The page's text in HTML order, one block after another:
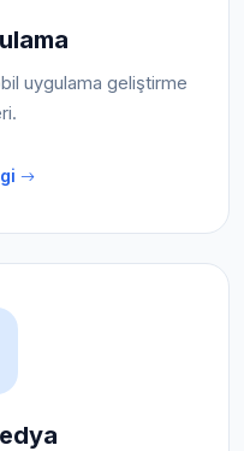
uygulama geliştirme